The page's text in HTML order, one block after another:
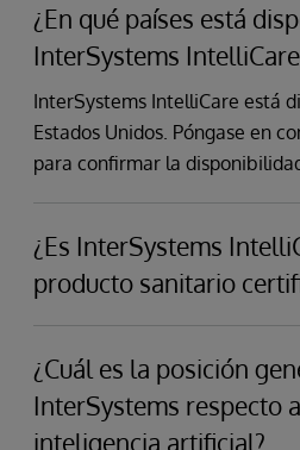
¿En qué países está
InterSystems
InterSystems IntelliCare está
Estados Unidos. Póngase en
para confirmar la
¿Es InterSystems
producto sanitario
Sí, las soluciones de historia
(HCE) de InterSystems han
del Reglamento de Productos
Clase IIa y el marcado CE en
¿Cuál es la posición
InterSystems respecto
inteligencia artificial?